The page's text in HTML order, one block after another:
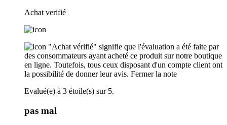
Achat verifié
"Achat vérifié" signifie que l'évaluation a été faite par
des consommateurs ayant acheté ce produit sur notre boutique
en ligne. Toutefois, tous ceux disposant d'un compte client ont
la possibilité de donner leur avis. Fermer la note
Evalué(e) à 3 étoile(s) sur 5.
pas mal